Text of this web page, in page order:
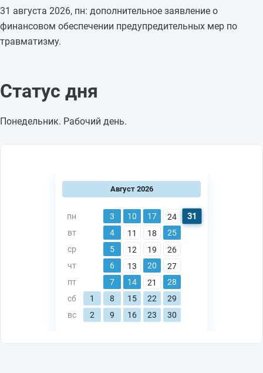
31 августа 2026, пн: дополнительное заявление о
финансовом обеспечении предупредительных мер по
травматизму.
Статус дня
Понедельник. Рабочий день.
Август 2026
пн
вт
ср
чт
пт
сб
вс
1
2
3
4
5
6
7
8
9
10
11
12
13
14
15
16
17
18
19
20
21
22
23
24
25
26
27
28
29
30
31